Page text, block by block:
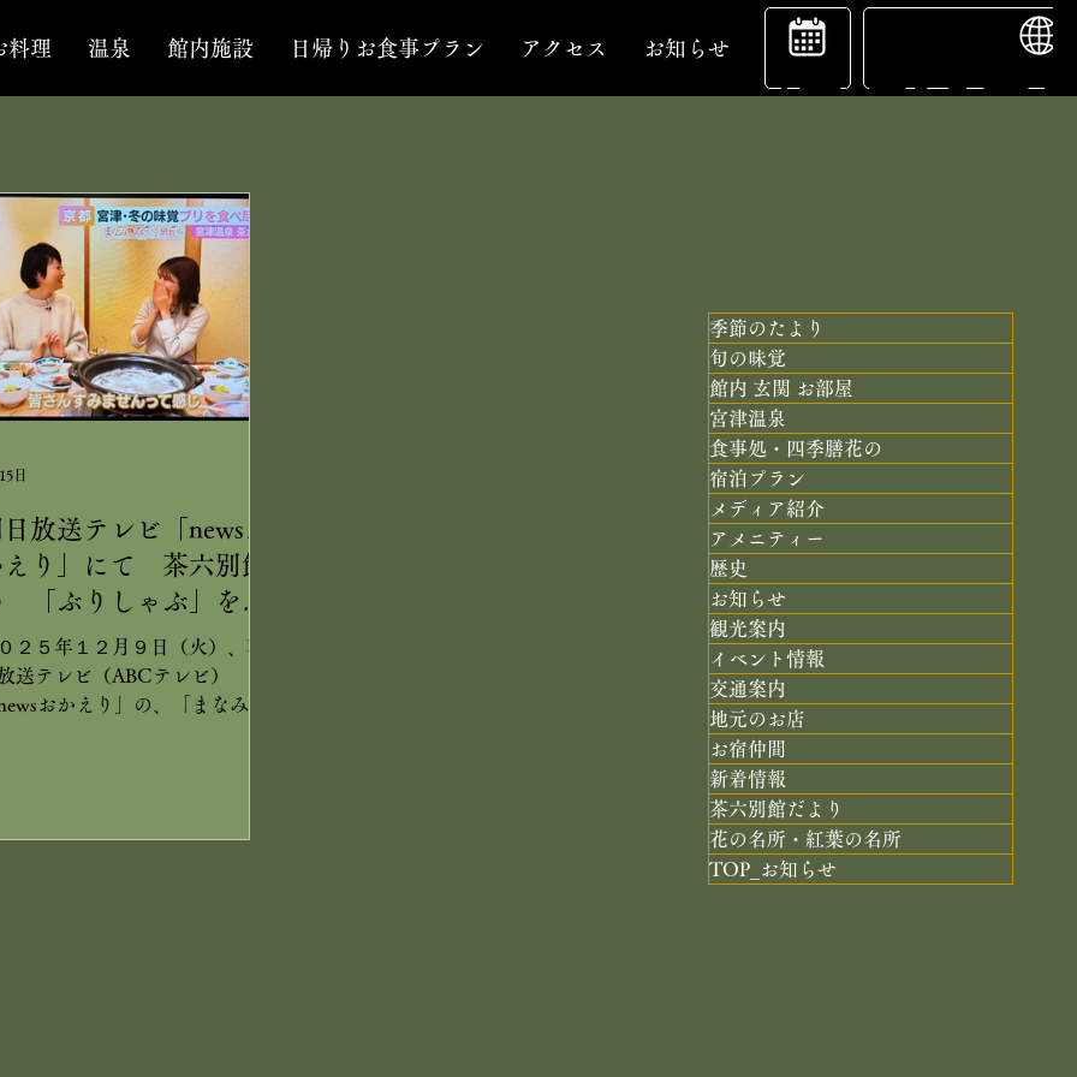
料理 温泉 館内施設 日帰りお食事プラン アクセス お知らせ
宿
予
約
放送テレビ「newsお
えり」にて 茶六別館
「ぶりしゃぶ」を
紹介いただきました
２５年１２月９日（火）、朝
送テレビ（ABCテレビ）
newsおかえり」の、「まなみと
日
季節のたより
旬の味覚
館内 玄関 お部屋
宮津温泉
食事処・四季膳花の
宿泊プラン
メディア紹介
アメニティー
歴史
お知らせ
観光案内
イベント情報
交通案内
地元のお店
お宿仲間
新着情報
茶六別館だより
花の名所・紅葉の名所
TOP_お知らせ